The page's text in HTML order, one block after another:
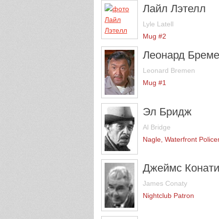
Лайл Лэтелл
Lyle Latell
Mug #2
Леонард
Leonard Bremen
Mug #1
Эл Бридж
Al Bridge
Nagle, Waterfront
Джеймс Конати
James Conaty
Nightclub Patron